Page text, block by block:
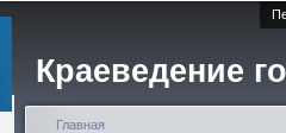
Краеведение
Главная